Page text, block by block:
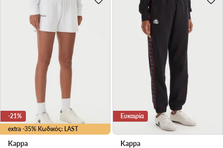
extra -35% Κωδικός: LAST
-21%
Kappa
Ευκαιρία
Kappa